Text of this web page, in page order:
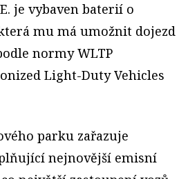
je vybaven baterií o
mu má umožnit dojezd
normy WLTP
Light-Duty Vehicles
parku zařazuje
nejnovější emisní